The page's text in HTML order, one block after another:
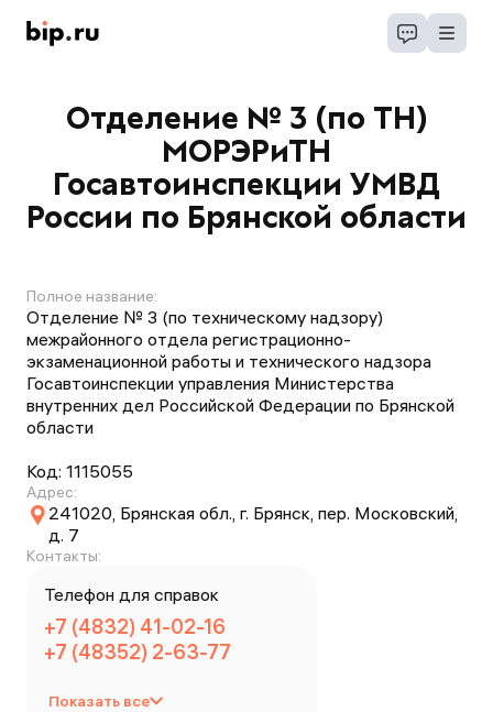
Отделение № 3 (по ТН)
МОРЭРиТН
Госавтоинспекции УМВД
России по Брянской области
Полное название:
Отделение № 3 (по техническому надзору)
межрайонного отдела регистрационно-
экзаменационной работы и технического надзора
Госавтоинспекции управления Министерства
внутренних дел Российской Федерации по Брянской
области
Код: 1115055
Адрес:
241020, Брянская обл., г. Брянск, пер. Московский,
д. 7
Контакты:
Телефон для справок
+7 (4832) 41-02-16
+7 (48352) 2-63-77
Показать все